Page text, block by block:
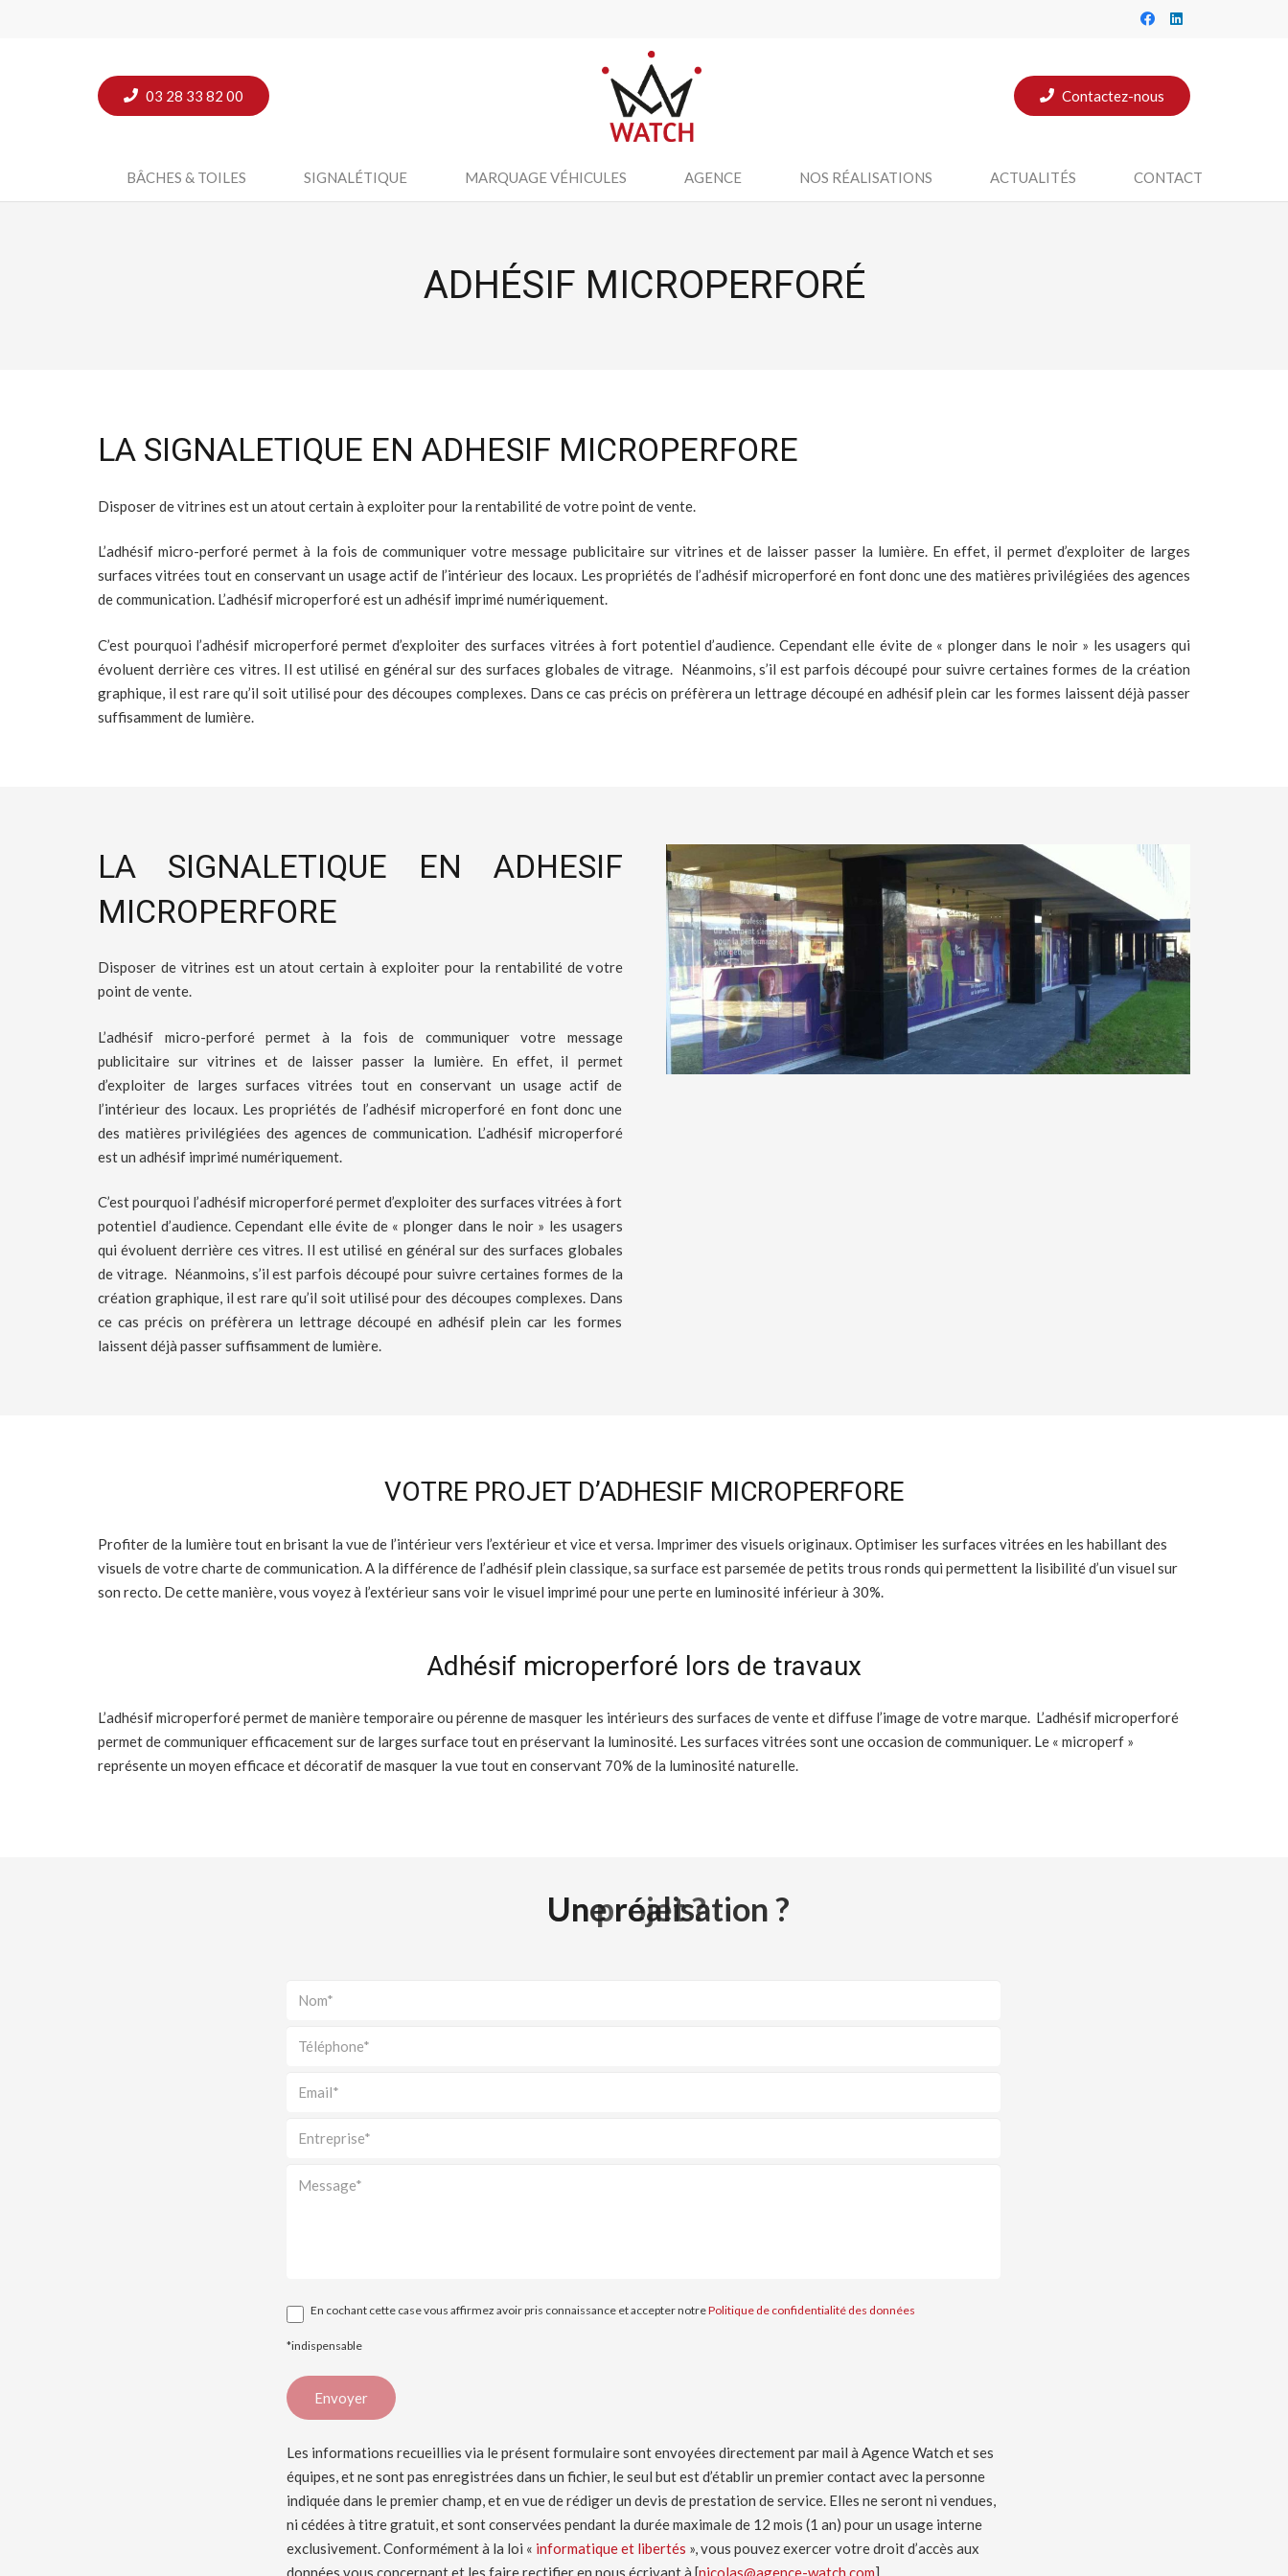
03 28 33 82 00 Contactez-nous
BÂCHES & TOILES SIGNALÉTIQUE MARQUAGE VÉHICULES AGENCE NOS RÉALISATIONS ACTUALITÉS CONTACT
ADHÉSIF MICROPERFORÉ
LA SIGNALETIQUE EN ADHESIF MICROPERFORE
Disposer de vitrines est un atout certain à exploiter pour la rentabilité de votre point de vente.
L’adhésif micro-perforé permet à la fois de communiquer votre message publicitaire sur vitrines et de laisser passer la lumière. En effet, il permet d’exploiter de larges
surfaces vitrées tout en conservant un usage actif de l’intérieur des locaux. Les propriétés de l’adhésif microperforé en font donc une des matières privilégiées des agences
de communication. L’adhésif microperforé est un adhésif imprimé numériquement.
C’est pourquoi l’adhésif microperforé permet d’exploiter des surfaces vitrées à fort potentiel d’audience. Cependant elle évite de « plonger dans le noir » les usagers qui
évoluent derrière ces vitres. Il est utilisé en général sur des surfaces globales de vitrage. Néanmoins, s’il est parfois découpé pour suivre certaines formes de la création
graphique, il est rare qu’il soit utilisé pour des découpes complexes. Dans ce cas précis on préfèrera un lettrage découpé en adhésif plein car les formes laissent déjà passer
suffisamment de lumière.
LA SIGNALETIQUE EN ADHESIF
MICROPERFORE
Disposer de vitrines est un atout certain à exploiter pour la rentabilité de votre
point de vente.
L’adhésif micro-perforé permet à la fois de communiquer votre message
publicitaire sur vitrines et de laisser passer la lumière. En effet, il permet
d’exploiter de larges surfaces vitrées tout en conservant un usage actif de
l’intérieur des locaux. Les propriétés de l’adhésif microperforé en font donc une
des matières privilégiées des agences de communication. L’adhésif microperforé
est un adhésif imprimé numériquement.
C’est pourquoi l’adhésif microperforé permet d’exploiter des surfaces vitrées à fort
potentiel d’audience. Cependant elle évite de « plonger dans le noir » les usagers
qui évoluent derrière ces vitres. Il est utilisé en général sur des surfaces globales
de vitrage. Néanmoins, s’il est parfois découpé pour suivre certaines formes de la
création graphique, il est rare qu’il soit utilisé pour des découpes complexes. Dans
ce cas précis on préfèrera un lettrage découpé en adhésif plein car les formes
laissent déjà passer suffisamment de lumière.
VOTRE PROJET D’ADHESIF MICROPERFORE
Profiter de la lumière tout en brisant la vue de l’intérieur vers l’extérieur et vice et versa. Imprimer des visuels originaux. Optimiser les surfaces vitrées en les habillant des
visuels de votre charte de communication. A la différence de l’adhésif plein classique, sa surface est parsemée de petits trous ronds qui permettent la lisibilité d’un visuel sur
son recto. De cette manière, vous voyez à l’extérieur sans voir le visuel imprimé pour une perte en luminosité inférieur à 30%.
Adhésif microperforé lors de travaux
L’adhésif microperforé permet de manière temporaire ou pérenne de masquer les intérieurs des surfaces de vente et diffuse l’image de votre marque. L’adhésif microperforé
permet de communiquer efficacement sur de larges surface tout en préservant la luminosité. Les surfaces vitrées sont une occasion de communiquer. Le « microperf »
représente un moyen efficace et décoratif de masquer la vue tout en conservant 70% de la luminosité naturelle.
Une réalisation ?
Un projet ?
En cochant cette case vous affirmez avoir pris connaissance et accepter notrePolitique de confidentialité des données
*indispensable
Les informations recueillies via le présent formulaire sont envoyées directement par mail à Agence Watch et ses
équipes, et ne sont pas enregistrées dans un fichier, le seul but est d’établir un premier contact avec la personne
indiquée dans le premier champ, et en vue de rédiger un devis de prestation de service. Elles ne seront ni vendues,
ni cédées à titre gratuit, et sont conservées pendant la durée maximale de 12 mois (1 an) pour un usage interne
exclusivement. Conformément à la loi « informatique et libertés », vous pouvez exercer votre droit d’accès aux
données vous concernant et les faire rectifier en nous écrivant à [nicolas@agence-watch.com].